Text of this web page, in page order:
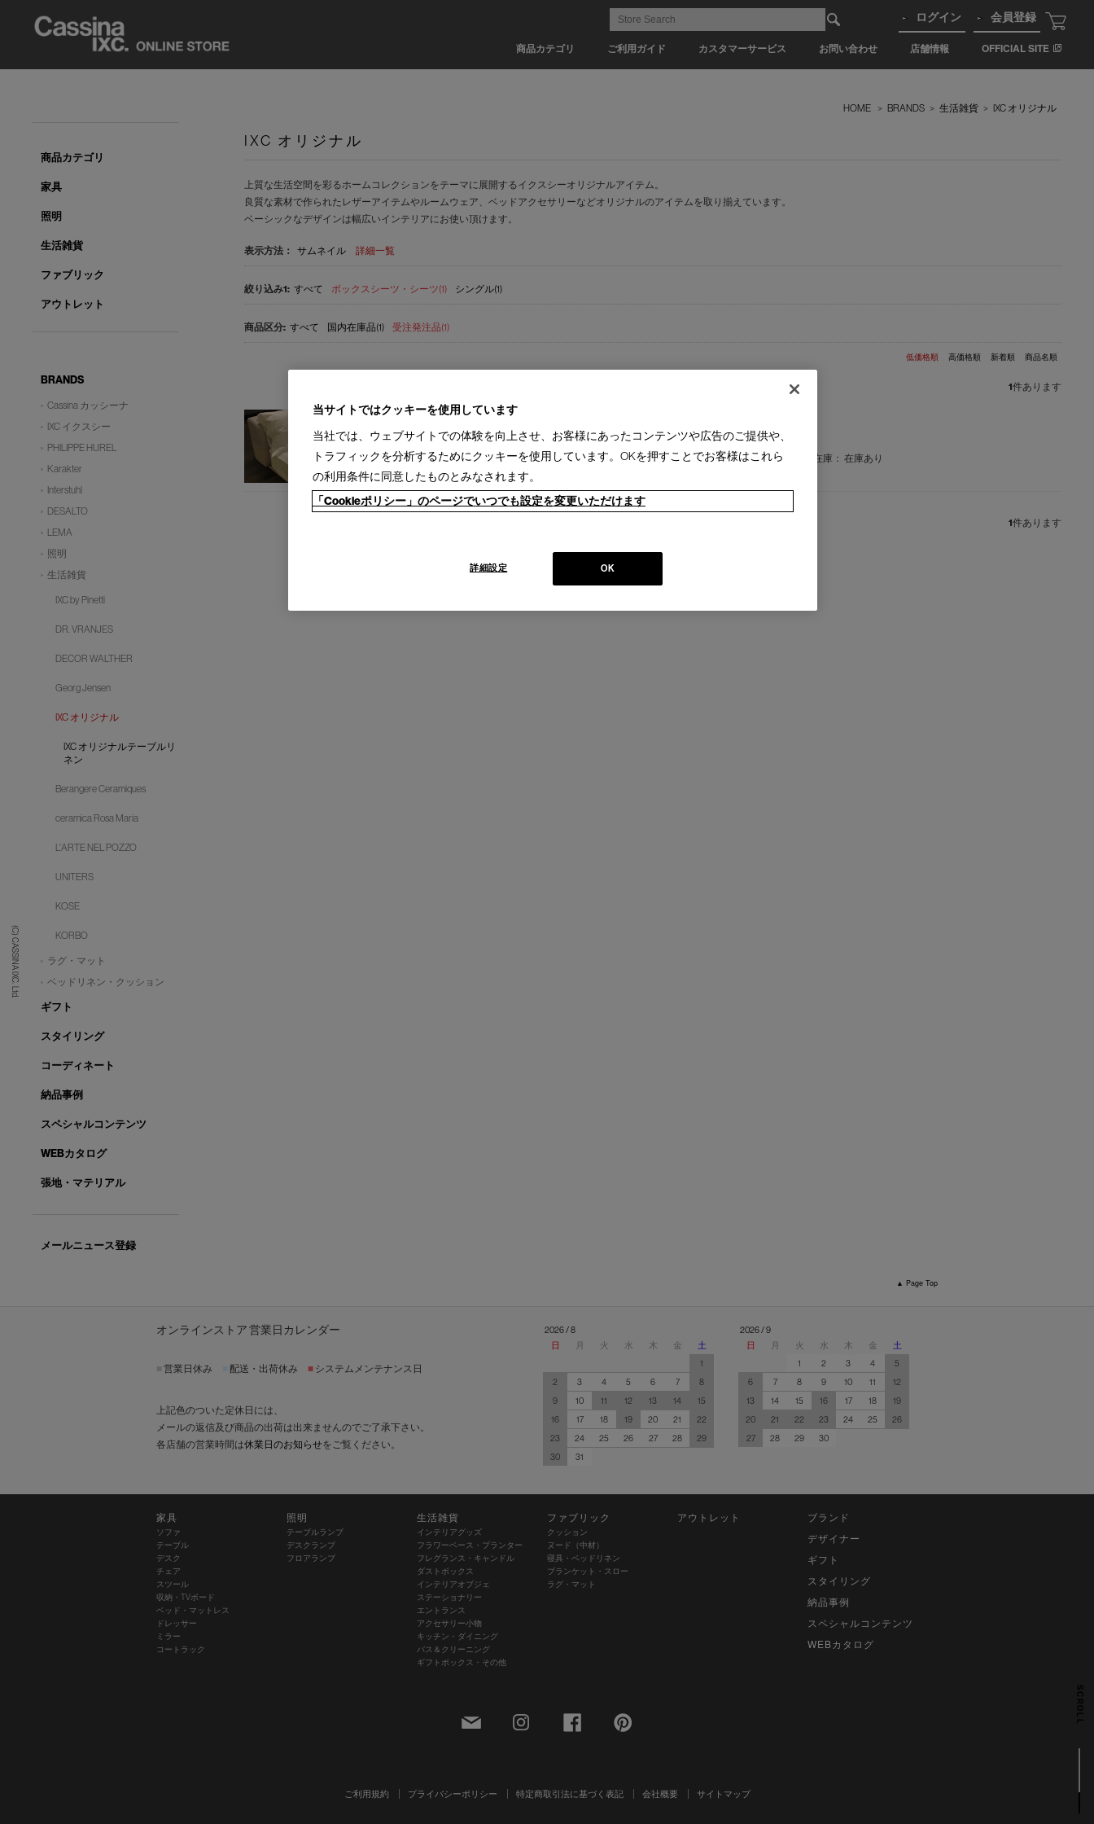
商品カテゴリ ご利用ガイド カスタマーサービス お問い合わせ 店舗情報 OFFICIAL SITE
ログイン 会員登録
(C) CASSINA IXC. Ltd.
SCROLL
HOME > BRANDS > 生活雑貨 > IXC オリジナル
IXC オリジナル
上質な生活空間を彩るホームコレクションをテーマに展開するイクスシーオリジナルアイテム。
良質な素材で作られたレザーアイテムやルームウェア、ベッドアクセサリーなどオリジナルのアイテムを取り揃えています。
ベーシックなデザインは幅広いインテリアにお使い頂けます。
表示方法： サムネイル 詳細一覧
すべて ボックスシーツ・シーツ(1) シングル(1)
すべて 国内在庫品(1) 受注発注品(1)
低価格順 高価格順 新着順 商品名順
1件あります
IXC (イクスシー) - ボックスシーツ シングル（ホワイト）
S/WH (Ver.2017)
販売価格：
￥28,600 在庫： 在庫あり
1件あります
商品カテゴリ
家具
照明
生活雑貨
ファブリック
アウトレット
BRANDS
Cassina カッシーナ
IXC イクスシー
PHILIPPE HUREL
Karakter
Interstuhl
DESALTO
LEMA
照明
生活雑貨
IXC by Pinetti
DR. VRANJES
DECOR WALTHER
Georg Jensen
IXC オリジナル
IXC オリジナルテーブルリ
ネン
Berangere Ceramiques
ceramica Rosa Maria
L'ARTE NEL POZZO
UNITERS
KOSE
KORBO
ラグ・マット
ベッドリネン・クッション
ギフト
スタイリング
コーディネート
納品事例
スペシャルコンテンツ
WEBカタログ
張地・マテリアル
メールニュース登録
▲ Page Top
オンラインストア 営業日カレンダー
営業日休み 配送・出荷休み ■ システムメンテナンス日
上記色のついた定休日には、
メールの返信及び商品の出荷は出来ませんのでご了承下さい。
各店舗の営業時間は休業日のお知らせをご覧ください。
2026 / 8
日
月 火 水 木 金
土
1
2
3 4 5 6 7
8
9
10 11 12 13 14
15
16
17 18 19 20 21
22
23
24 25 26 27 28
29
30
31
2026 / 9
日
月 火 水 木 金
土
1
2 3 4
5
6
7 8 9 10 11
12
13
14 15 16 17 18
19
20
21 22 23 24 25
26
27
28 29 30
家具
ソファ
テーブル
デスク
チェア
スツール
収納・TVボード
ベッド・マットレス
ドレッサー
ミラー
コートラック
照明
テーブルランプ
デスクランプ
フロアランプ
生活雑貨
インテリアグッズ
フラワーベース・プランター
フレグランス・キャンドル
ダストボックス
インテリアオブジェ
ステーショナリー
エントランス
アクセサリー小物
キッチン・ダイニング
バス＆クリーニング
ギフトボックス・その他
ファブリック
クッション
ヌード（中材）
寝具・ベッドリネン
ブランケット・スロー
ラグ・マット
アウトレット
ブランド
デザイナー
ギフト
スタイリング
納品事例
スペシャルコンテンツ
WEBカタログ
ご利用規約 プライバシーポリシー 特定商取引法に基づく表記 会社概要 サイトマップ
当サイトではクッキーを使用しています
当社では、ウェブサイトでの体験を向上させ、お客様にあったコンテンツや広告のご提供や、
トラフィックを分析するためにクッキーを使用しています。OKを押すことでお客様はこれら
の利用条件に同意したものとみなされます。
「Cookieポリシー」のページでいつでも設定を変更いただけます
OK
詳細設定